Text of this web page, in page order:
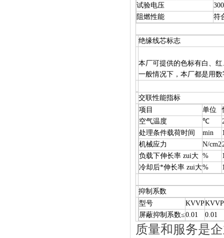
试验电压
阻燃性能
符
绝缘线芯标志
本厂可提供的色标有白、红、黑
一般情况下，本厂都是用数字
交联性能指标
项目
单位
空气温度
℃
处理条件载荷时间
min
机械应力
N/cm2
负载下伸长率 zui大 %
冷却后*伸长率 zui大%
抑制系数
型号
KVVP
屏蔽抑制系数≤0.01 0.01
质量和服务是企